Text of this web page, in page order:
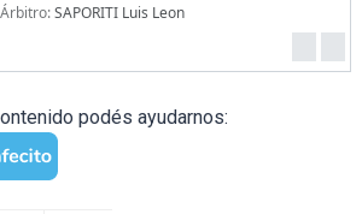
Árbitro:SAPORITI Luis Leon
podés ayudarnos: